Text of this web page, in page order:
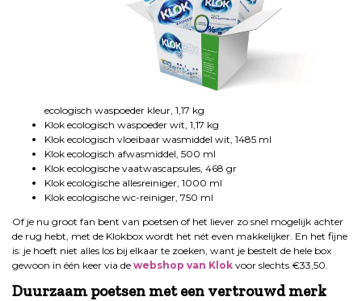
ecologisch waspoeder kleur, 1,17 kg
Klok ecologisch waspoeder wit, 1,17 kg
Klok ecologisch vloeibaar wasmiddel wit, 1485 ml
Klok ecologisch afwasmiddel, 500 ml
Klok ecologische vaatwascapsules, 468 gr
Klok ecologische allesreiniger, 1000 ml
Klok ecologische wc-reiniger, 750 ml
Of je nu groot fan bent van poetsen of het liever zo snel mogelijk achter
de rug hebt, met de Klokbox wordt het nét even makkelijker. En het fijne
is: je hoeft niet alles los bij elkaar te zoeken, want je bestelt de hele box
gewoon in één keer via de webshop van Klok voor slechts €33,50.
Duurzaam poetsen met een vertrouwd merk